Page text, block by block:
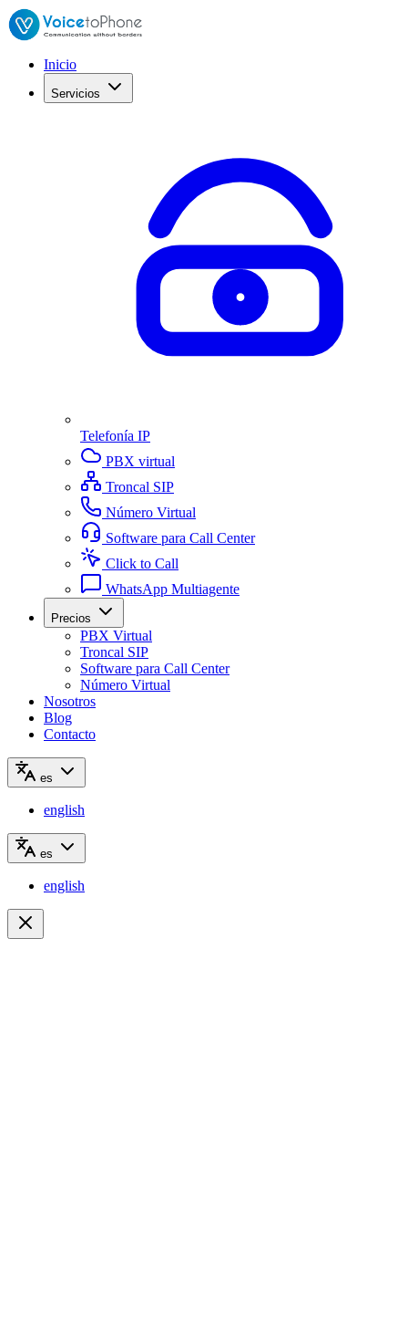
Inicio
Servicios
Telefonía IP
PBX virtual
Troncal SIP
Número Virtual
Software para Call Center
Click to Call
WhatsApp Multiagente
Precios
PBX Virtual
Troncal SIP
Software para Call Center
Número Virtual
Nosotros
Blog
Contacto
es
english
es
english